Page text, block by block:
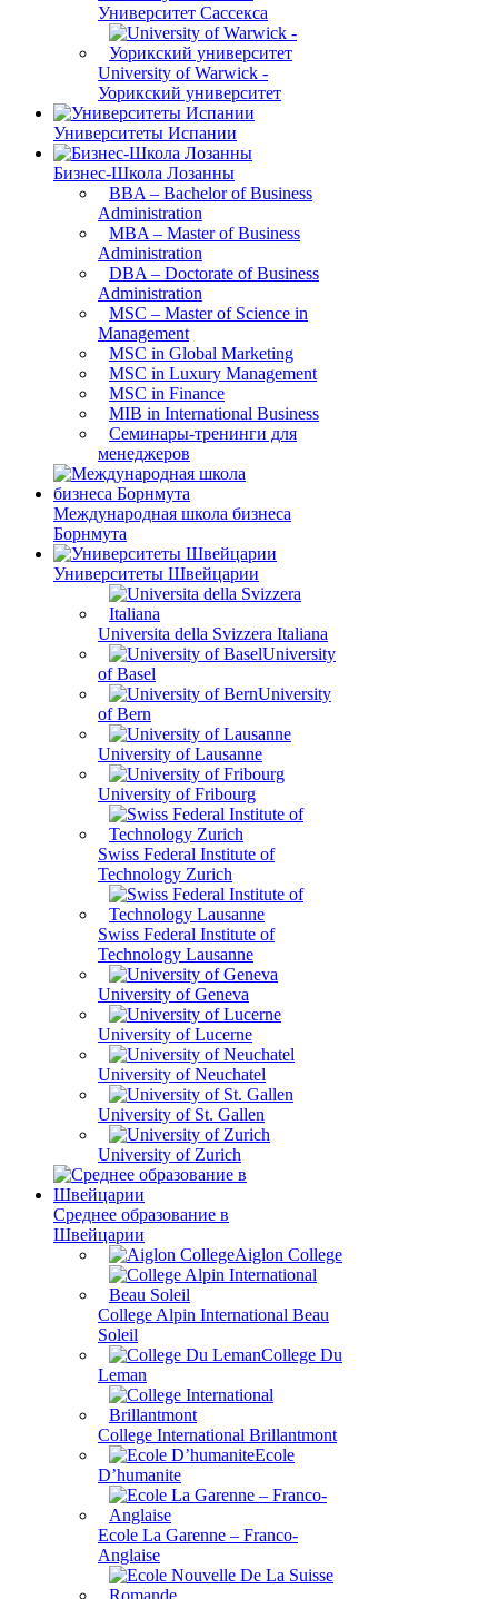
Университет Сассекса
University of Warwick -
Уорикский университет
Университеты Испании
Бизнес-Школа Лозанны
BBA – Bachelor of Business
Administration
MBA – Master of Business
Administration
DBA – Doctorate of Business
Administration
MSC – Master of Science in
Management
MSC in Global Marketing
MSC in Luxury Management
MSC in Finance
MIB in International Business
Семинары-тренинги для
менеджеров
Международная школа бизнеса
Борнмута
Университеты Швейцарии
Universita della Svizzera Italiana
University
of Basel
University
of Bern
University of Lausanne
University of Fribourg
Swiss Federal Institute of
Technology Zurich
Swiss Federal Institute of
Technology Lausanne
University of Geneva
University of Lucerne
University of Neuchatel
University of St. Gallen
University of Zurich
Среднее образование в
Швейцарии
Aiglon College
College Alpin International Beau
Soleil
College Du
Leman
College International Brillantmont
Ecole
D’humanite
Ecole La Garenne – Franco-
Anglaise